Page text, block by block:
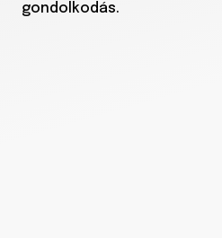
gondolkodás.